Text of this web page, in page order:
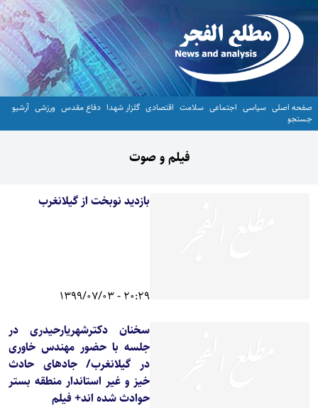
صفحه اصلی سیاسی اجتماعی سلامت اقتصادی گلزار شهدا دفاع مقدس ورزشی آرشیو
جستجو
فیلم و صوت
بازدید نوبخت از گیلانغرب
20:29 - 1399/07/03
سخنان دكترشهريارحيدرى در
جلسه با حضور مهندس خاوری
در گیلانغرب/ جادهای حادث
خیز و غیر استاندار منطقه بستر
حوادث شده اند+ فیلم